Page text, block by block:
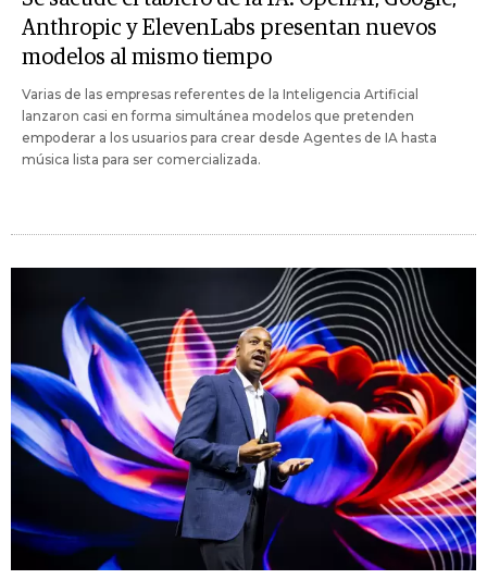
Anthropic y ElevenLabs presentan nuevos
modelos al mismo tiempo
Varias de las empresas referentes de la Inteligencia Artificial
lanzaron casi en forma simultánea modelos que pretenden
empoderar a los usuarios para crear desde Agentes de IA hasta
música lista para ser comercializada.